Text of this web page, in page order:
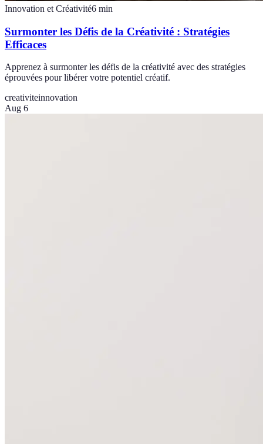
Innovation et Créativité6 min
Surmonter les Défis de la Créativité : Stratégies
Efficaces
Apprenez à surmonter les défis de la créativité avec des stratégies
éprouvées pour libérer votre potentiel créatif.
creativiteinnovation
Aug 6